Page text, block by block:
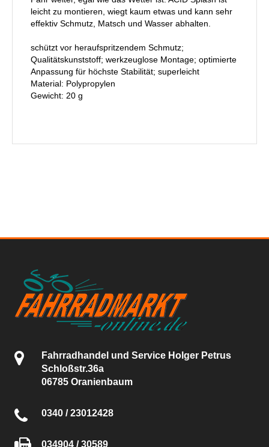
leicht zu montieren, wiegt kaum etwas und kann sehr
effektiv Schmutz, Matsch und Wasser abhalten.
schützt vor heraufspritzendem Schmutz;
Qualitätskunststoff; werkzeuglose Montage; optimierte
Anpassung für höchste Stabilität; superleicht
Material: Polypropylen
Gewicht: 20 g
Fahrradhandel und Service Holger Petrus
Schloßstr.36a
06785 Oranienbaum
0340 / 23012428
034904 / 30589